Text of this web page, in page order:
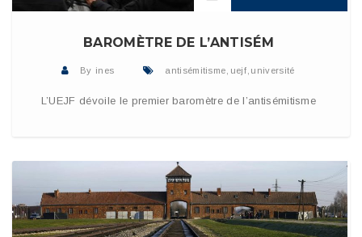
BAROMÈTRE DE L’ANTISÉM
By ines antisémitisme uejf université
L’UEJF dévoile le premier baromètre de l’antisémitisme